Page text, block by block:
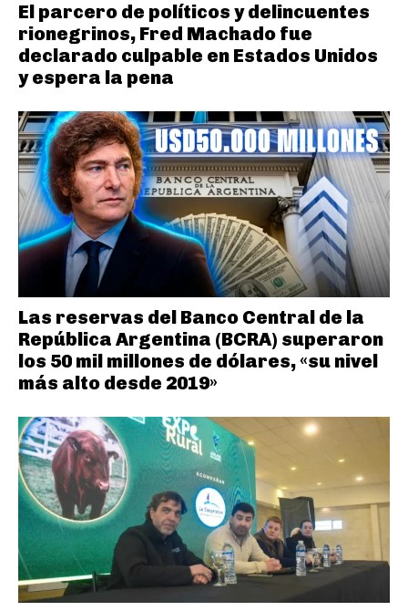
El parcero de políticos y delincuentes
rionegrinos, Fred Machado fue
declarado culpable en Estados Unidos
y espera la pena
Las reservas del Banco Central de la
República Argentina (BCRA) superaron
los 50 mil millones de dólares, «su nivel
más alto desde 2019»